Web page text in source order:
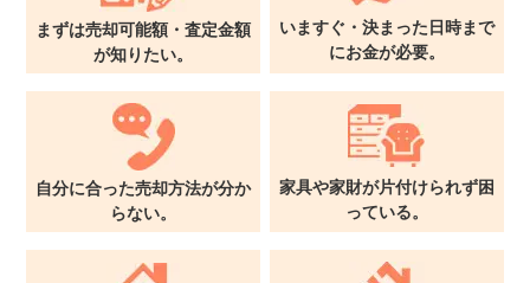
まずは売却可能額・査定金額
が知りたい。
いますぐ・決まった日時まで
にお金が必要。
自分に合った売却方法が分か
らない。
家具や家財が片付けられず困
っている。